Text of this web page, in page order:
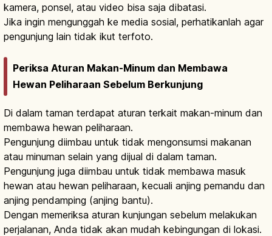
kamera, ponsel, atau video bisa saja dibatasi.
Jika ingin mengunggah ke media sosial, perhatikanlah agar
pengunjung lain tidak ikut terfoto.
Periksa Aturan Makan-Minum dan Membawa
Hewan Peliharaan Sebelum Berkunjung
Di dalam taman terdapat aturan terkait makan-minum dan
membawa hewan peliharaan.
Pengunjung diimbau untuk tidak mengonsumsi makanan
atau minuman selain yang dijual di dalam taman.
Pengunjung juga diimbau untuk tidak membawa masuk
hewan atau hewan peliharaan, kecuali anjing pemandu dan
anjing pendamping (anjing bantu).
Dengan memeriksa aturan kunjungan sebelum melakukan
perjalanan, Anda tidak akan mudah kebingungan di lokasi.